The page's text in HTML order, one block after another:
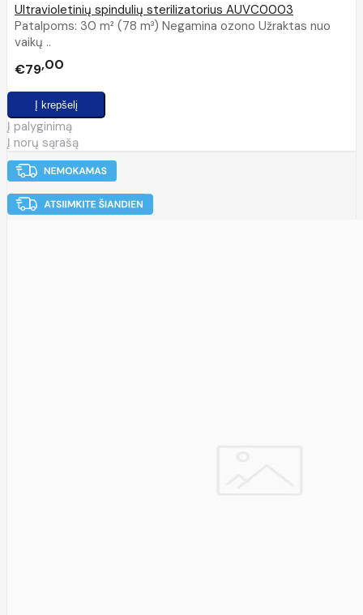
Ultravioletinių spindulių sterilizatorius AUVC0003
Patalpoms: 30 m² (78 m³) Negamina ozono Užraktas nuo
vaikų ..
€79 00
Į palyginimą
Į norų sąrašą